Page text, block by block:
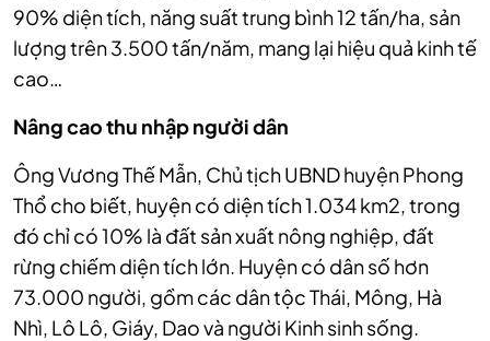
90% diện tích, năng suất trung bình 12 tấn/ha, sản
lượng trên 3.500 tấn/năm, mang lại hiệu quả kinh tế
cao…
Nâng cao thu nhập người dân
Ông Vương Thế Mẫn, Chủ tịch UBND huyện Phong
Thổ cho biết, huyện có diện tích 1.034 km2, trong
đó chỉ có 10% là đất sản xuất nông nghiệp, đất
rừng chiếm diện tích lớn. Huyện có dân số hơn
73.000 người, gồm các dân tộc Thái, Mông, Hà
Nhì, Lô Lô, Giáy, Dao và người Kinh sinh sống.